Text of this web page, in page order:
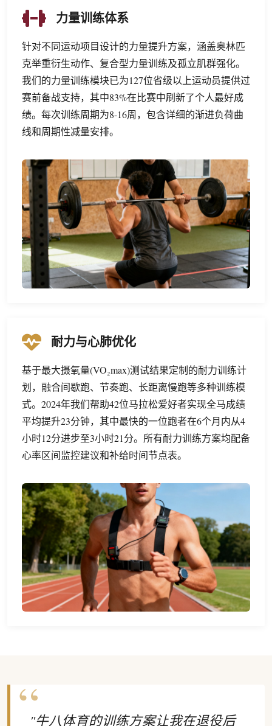
力量训练体系
针对不同运动项目设计的力量提升方案，涵盖奥林匹
克举重衍生动作、复合型力量训练及孤立肌群强化。
我们的力量训练模块已为127位省级以上运动员提供过
赛前备战支持，其中83%在比赛中刷新了个人最好成
绩。每次训练周期为8-16周，包含详细的渐进负荷曲
线和周期性减量安排。
耐力与心肺优化
基于最大摄氧量(VO₂max)测试结果定制的耐力训练计
划，融合间歇跑、节奏跑、长距离慢跑等多种训练模
式。2024年我们帮助42位马拉松爱好者实现全马成绩
平均提升23分钟，其中最快的一位跑者在6个月内从4
小时12分进步至3小时21分。所有耐力训练方案均配备
心率区间监控建议和补给时间节点表。
"牛八体育的训练方案让我在退役后